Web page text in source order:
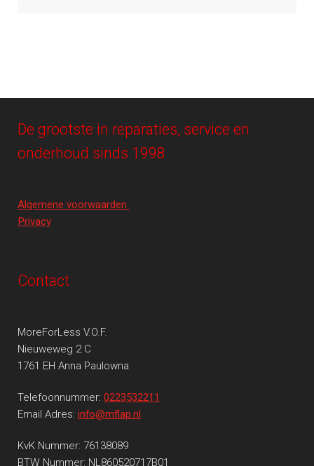
De grootste in reparaties, service en
onderhoud sinds 1998
Algemene voorwaarden
Privacy
Contact
MoreForLess V.O.F.
Nieuweweg 2 C
1761 EH Anna Paulowna
Telefoonnummer: 0223532211
Email Adres: info@mflap.nl
KvK Nummer: 76138089
BTW Nummer: NL860520717B01